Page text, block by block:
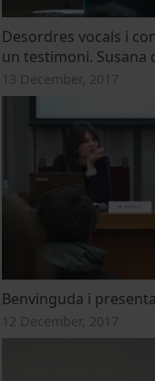
Desordres vocals i
un testimoni. Susana
13 December, 2017
Benvinguda i
12 December, 2017